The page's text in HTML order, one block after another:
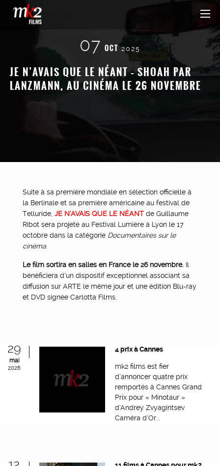
07 OCT 2025
JE N’AVAIS QUE LE NÉANT – SHOAH PAR
LANZMANN, AU CINÉMA LE 26 NOVEMBRE
Suite à sa première mondiale en sélection officielle à
la Berlinale et sa première américaine au festival de
Telluride, JE N’AVAIS QUE LE NÉANTde Guillaume
Ribot sera projeté au Festival Lumière à Lyon le 17
octobre dans la catégorie Documentaires sur le
cinéma.
Le film sortira en salles en France le 26 novembre.Il
bénéficiera d’un dispositif exceptionnel associant sa
diffusion sur ARTE le même jour et une édition Blu-ray
et DVD signée Carlotta Films.
29
mai
2026
4 prix à Cannes
mk2 films est fier
d’annoncer quatre prix
remportés à Cannes Grand
Prix pour « Minotaur »
d’Andrey Zvyagintsev
Caméra d’Or...